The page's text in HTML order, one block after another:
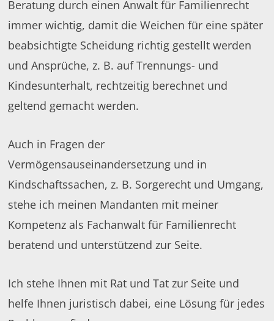
Beratung durch einen Anwalt für Familienrecht
immer wichtig, damit die Weichen für eine später
beabsichtigte Scheidung richtig gestellt werden
und Ansprüche, z. B. auf Trennungs- und
Kindesunterhalt, rechtzeitig berechnet und
geltend gemacht werden.
Auch in Fragen der
Vermögensauseinandersetzung und in
Kindschaftssachen, z. B. Sorgerecht und Umgang,
stehe ich meinen Mandanten mit meiner
Kompetenz als Fachanwalt für Familienrecht
beratend und unterstützend zur Seite.
Ich stehe Ihnen mit Rat und Tat zur Seite und
helfe Ihnen juristisch dabei, eine Lösung für jedes